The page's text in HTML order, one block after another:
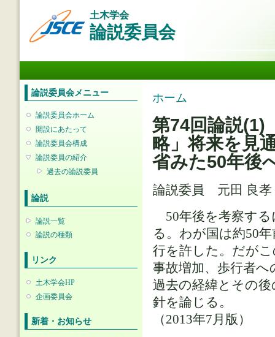
土木学会
論説委員会
論説委員会メニュー
論説委員会ホーム
開設にあたって
論説委員会構成
論説委員の紹介
過去の論説委員
論説
論説一覧
論説の種類
リンク
土木学会HP
企画委員会
新着・お知らせ
現在地
ホーム
第74回論説(1)
略」将来を見
省みた50年後
論説委員 元田 良
50年後を考察する
る。わが国は約50
行を許した。だが
事故増加、歩行者
過去の経緯とその
針を論じる。
（2013年7月版）